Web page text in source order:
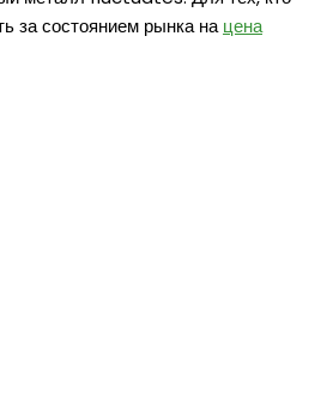
за состоянием рынка нацена